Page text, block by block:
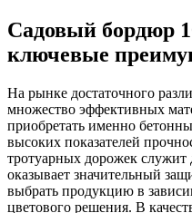
Садовый бордюр
ключевые
На рынке достаточного
множество эффективных
приобретать именно
высоких показателей
тротуарных дорожек
оказывает значительный
выбрать продукцию в
цветового решения. В